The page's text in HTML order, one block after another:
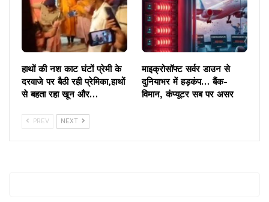
हाथों की नश काट घंटों प्रेमी के
दरवाजे पर बैठी रही प्रेमिका,हाथों
से बहता रहा खून और…
माइक्रोसॉफ्ट सर्वर डाउन से
दुनियाभर में हड़कंप… बैंक-
विमान, कंप्यूटर सब पर असर
PREV NEXT